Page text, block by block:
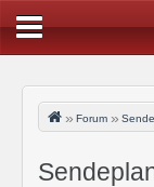
Forum